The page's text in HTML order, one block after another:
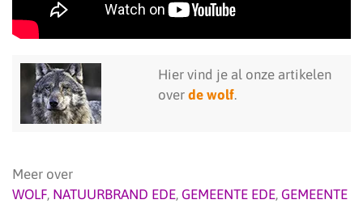
Hier vind je al onze artikelen
over de wolf.
Meer over
WOLF, NATUURBRAND EDE, GEMEENTE EDE, GEMEENTE